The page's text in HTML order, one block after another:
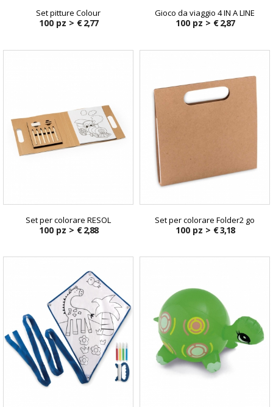
Set pitture Colour
100 pz > € 2,77
Gioco da viaggio 4 IN A LINE
100 pz > € 2,87
Set per colorare RESOL
100 pz > € 2,88
Set per colorare Folder2 go
100 pz > € 3,18